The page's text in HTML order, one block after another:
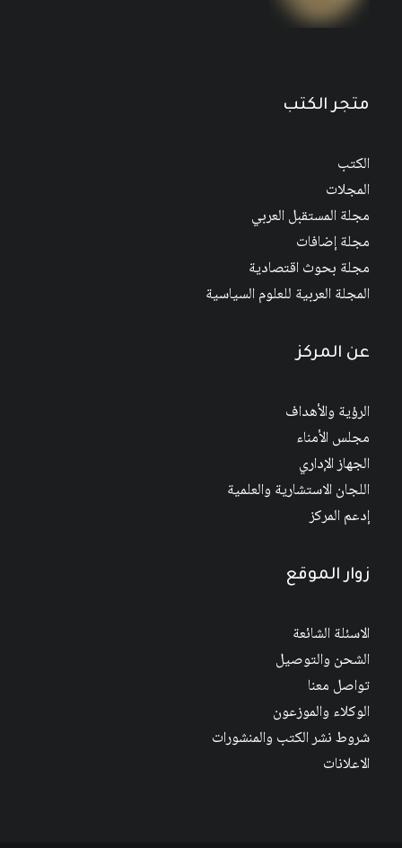
متجر الكتب
الكتب
المجلات
مجلة المستقبل العربي
مجلة إضافات
مجلة بحوث اقتصادية
المجلة العربية للعلوم السياسية
عن المركز
الرؤية والأهداف
مجلس الأمناء
الجهاز الإداري
اللجان الاستشارية والعلمية
إدعم المركز
زوار الموقع
الاسئلة الشائعة
الشحن والتوصيل
تواصل معنا
الوكلاء والموزعون
شروط نشر الكتب والمنشورات
الاعلانات